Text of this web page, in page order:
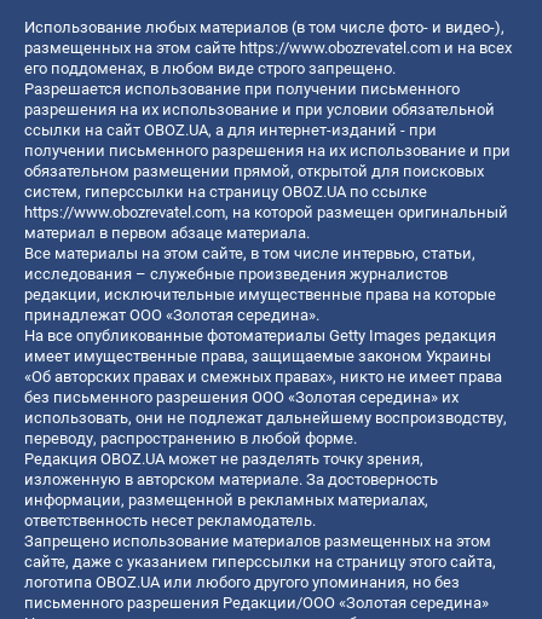
Использование любых материалов (в том числе фото- и видео-),
размещенных на этом сайте https://www.obozrevatel.com и на всех
его поддоменах, в любом виде строго запрещено.
Разрешается использование при получении письменного
разрешения на их использование и при условии обязательной
ссылки на сайт OBOZ.UA, а для интернет-изданий - при
получении письменного разрешения на их использование и при
обязательном размещении прямой, открытой для поисковых
систем, гиперссылки на страницу OBOZ.UA по ссылке
https://www.obozrevatel.com, на которой размещен оригинальный
материал в первом абзаце материала.
Все материалы на этом сайте, в том числе интервью, статьи,
исследования – служебные произведения журналистов
редакции, исключительные имущественные права на которые
принадлежат ООО «Золотая середина».
На все опубликованные фотоматериалы Getty Images редакция
имеет имущественные права, защищаемые законом Украины
«Об авторских правах и смежных правах», никто не имеет права
без письменного разрешения ООО «Золотая середина» их
использовать, они не подлежат дальнейшему воспроизводству,
переводу, распространению в любой форме.
Редакция OBOZ.UA может не разделять точку зрения,
изложенную в авторском материале. За достоверность
информации, размещенной в рекламных материалах,
ответственность несет рекламодатель.
Запрещено использование материалов размещенных на этом
сайте, даже с указанием гиперссылки на страницу этого сайта,
логотипа OBOZ.UA или любого другого упоминания, но без
письменного разрешения Редакции/ООО «Золотая середина»